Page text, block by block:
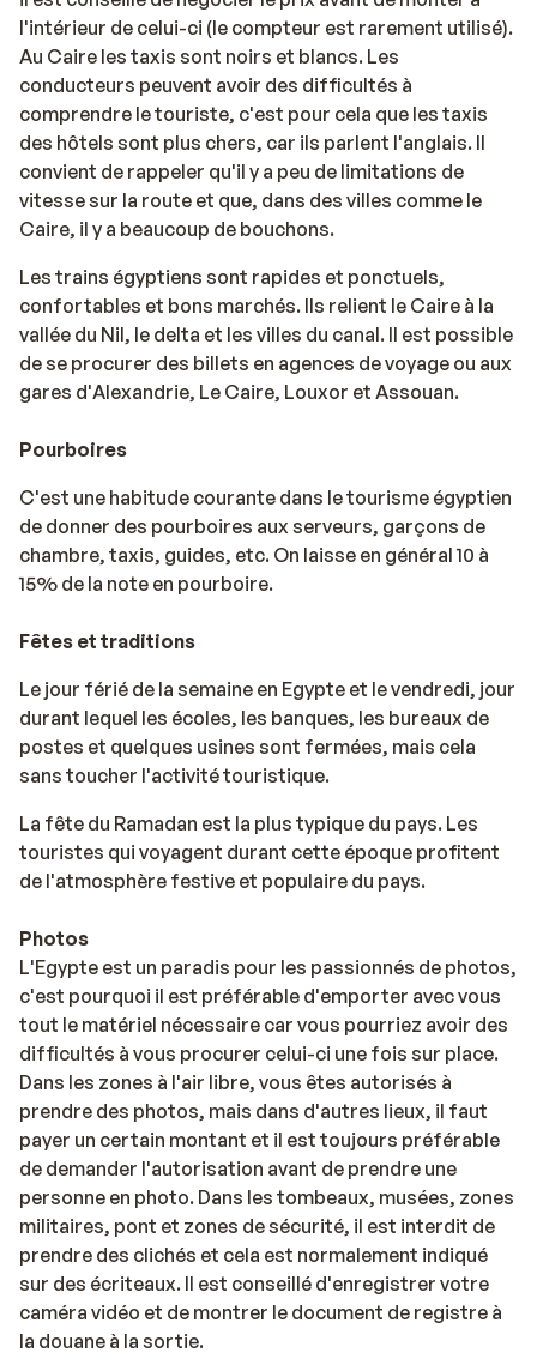
l'intérieur de celui-ci (le compteur est rarement utilisé).
Au Caire les taxis sont noirs et blancs. Les
conducteurs peuvent avoir des difficultés à
comprendre le touriste, c'est pour cela que les taxis
des hôtels sont plus chers, car ils parlent l'anglais. Il
convient de rappeler qu'il y a peu de limitations de
vitesse sur la route et que, dans des villes comme le
Caire, il y a beaucoup de bouchons.
Les trains égyptiens sont rapides et ponctuels,
confortables et bons marchés. Ils relient le Caire à la
vallée du Nil, le delta et les villes du canal. Il est possible
de se procurer des billets en agences de voyage ou aux
gares d'Alexandrie, Le Caire, Louxor et Assouan.
Pourboires
C'est une habitude courante dans le tourisme égyptien
de donner des pourboires aux serveurs, garçons de
chambre, taxis, guides, etc. On laisse en général 10 à
15% de la note en pourboire.
Fêtes et traditions
Le jour férié de la semaine en Egypte et le vendredi, jour
durant lequel les écoles, les banques, les bureaux de
postes et quelques usines sont fermées, mais cela
sans toucher l'activité touristique.
La fête du Ramadan est la plus typique du pays. Les
touristes qui voyagent durant cette époque profitent
de l'atmosphère festive et populaire du pays.
Photos
L'Egypte est un paradis pour les passionnés de photos,
c'est pourquoi il est préférable d'emporter avec vous
tout le matériel nécessaire car vous pourriez avoir des
difficultés à vous procurer celui-ci une fois sur place.
Dans les zones à l'air libre, vous êtes autorisés à
prendre des photos, mais dans d'autres lieux, il faut
payer un certain montant et il est toujours préférable
de demander l'autorisation avant de prendre une
personne en photo. Dans les tombeaux, musées, zones
militaires, pont et zones de sécurité, il est interdit de
prendre des clichés et cela est normalement indiqué
sur des écriteaux. Il est conseillé d'enregistrer votre
caméra vidéo et de montrer le document de registre à
la douane à la sortie.